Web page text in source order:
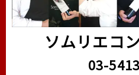
ソムリエコ
03-